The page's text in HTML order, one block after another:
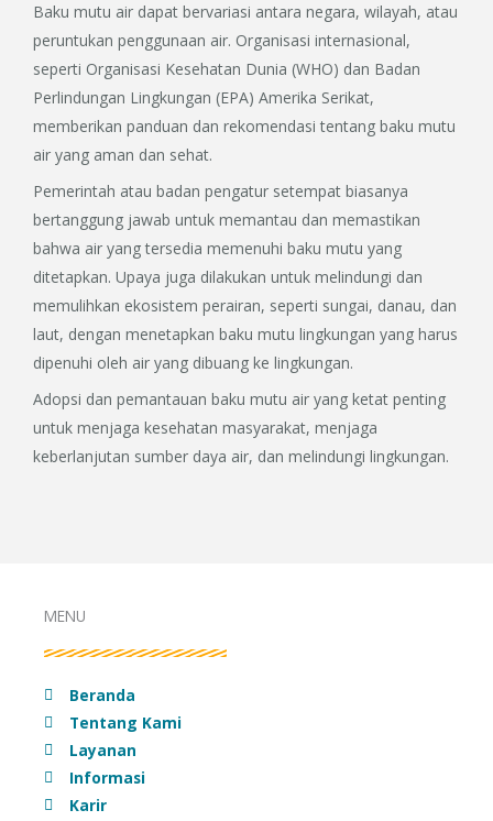
Baku mutu air dapat bervariasi antara negara, wilayah, atau
peruntukan penggunaan air. Organisasi internasional,
seperti Organisasi Kesehatan Dunia (WHO) dan Badan
Perlindungan Lingkungan (EPA) Amerika Serikat,
memberikan panduan dan rekomendasi tentang baku mutu
air yang aman dan sehat.
Pemerintah atau badan pengatur setempat biasanya
bertanggung jawab untuk memantau dan memastikan
bahwa air yang tersedia memenuhi baku mutu yang
ditetapkan. Upaya juga dilakukan untuk melindungi dan
memulihkan ekosistem perairan, seperti sungai, danau, dan
laut, dengan menetapkan baku mutu lingkungan yang harus
dipenuhi oleh air yang dibuang ke lingkungan.
Adopsi dan pemantauan baku mutu air yang ketat penting
untuk menjaga kesehatan masyarakat, menjaga
keberlanjutan sumber daya air, dan melindungi lingkungan.
MENU
Beranda
Tentang Kami
Layanan
Informasi
Karir